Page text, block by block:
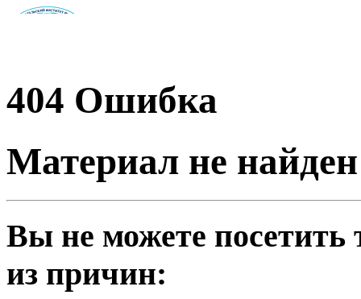
404 Ошибка
Материал не найден
Вы не можете
из причин: